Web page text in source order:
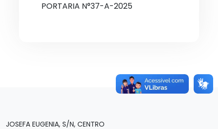
PORTARIA N°37-A-2025
JOSEFA EUGENIA, S/N, CENTRO